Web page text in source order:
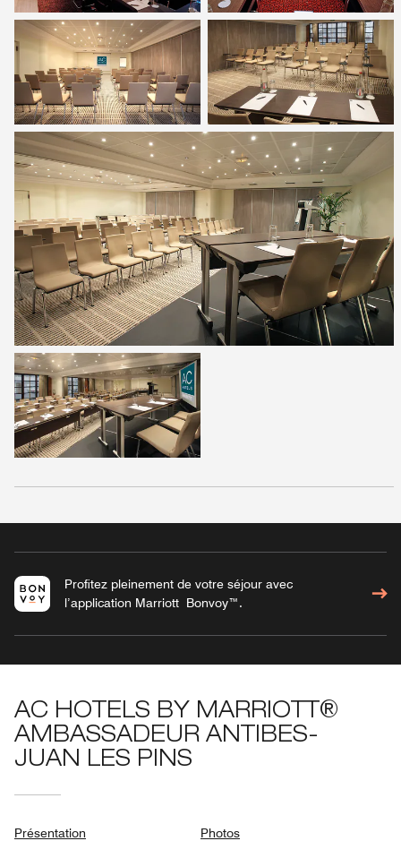
Profitez pleinement de votre séjour avec
l’application Marriott Bonvoy™.
AC HOTELS BY MARRIOTT®
AMBASSADEUR ANTIBES-
JUAN LES PINS
Présentation Photos